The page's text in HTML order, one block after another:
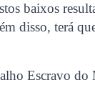
baixos
disso, terá
Escravo